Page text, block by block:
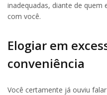
inadequadas, diante de quem
com você.
Elogiar em
conveniência
Você certamente já ouviu